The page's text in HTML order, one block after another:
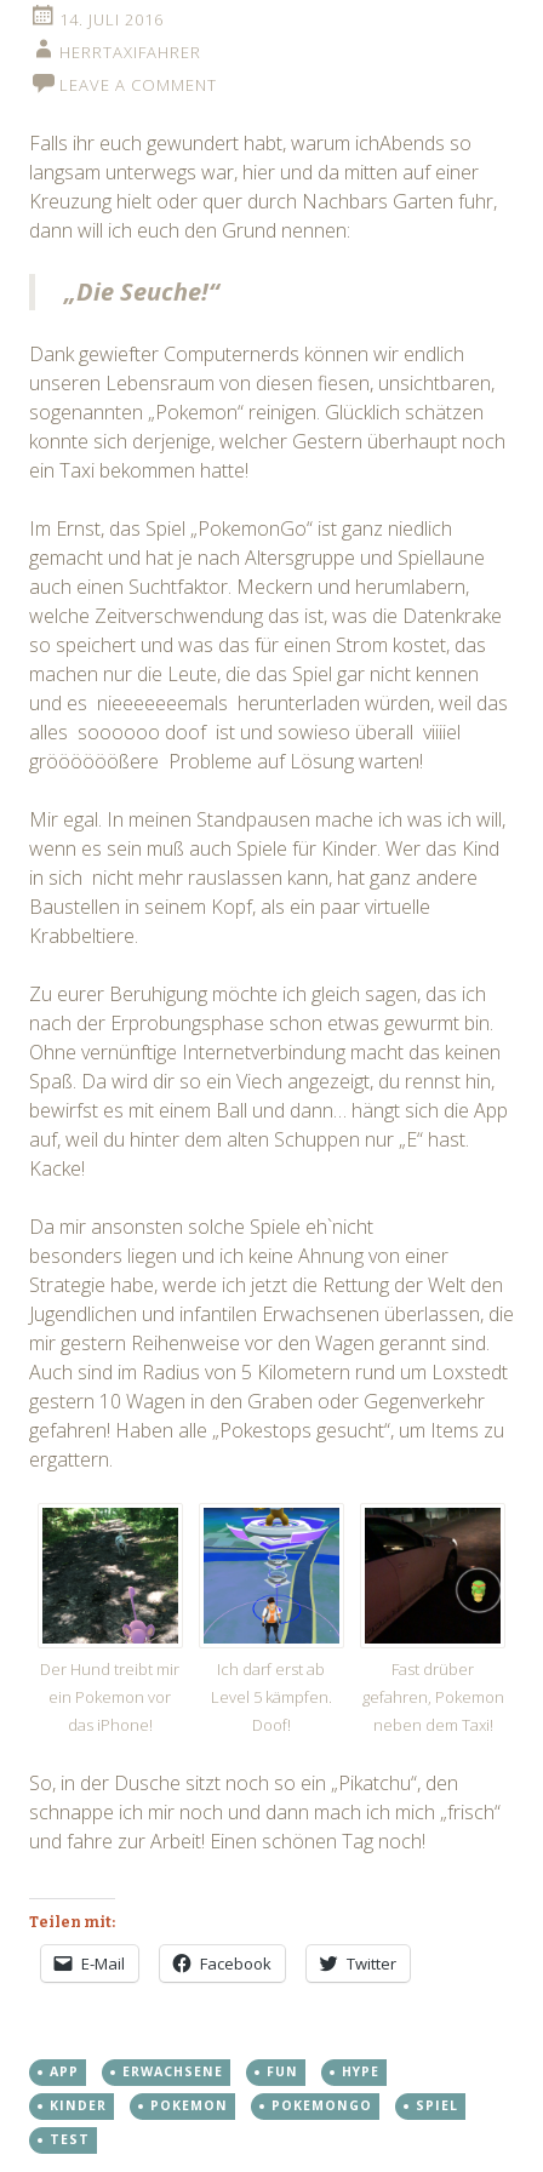
14. JULI 2016
HERRTAXIFAHRER
LEAVE A COMMENT
Falls ihr euch gewundert habt, warum ichAbends so
langsam unterwegs war, hier und da mitten auf einer
Kreuzung hielt oder quer durch Nachbars Garten fuhr,
dann will ich euch den Grund nennen:
„Die Seuche!“
Dank gewiefter Computernerds können wir endlich
unseren Lebensraum von diesen fiesen, unsichtbaren,
sogenannten „Pokemon“ reinigen. Glücklich schätzen
konnte sich derjenige, welcher Gestern überhaupt noch
ein Taxi bekommen hatte!
Im Ernst, das Spiel „PokemonGo“ ist ganz niedlich
gemacht und hat je nach Altersgruppe und Spiellaune
auch einen Suchtfaktor. Meckern und herumlabern,
welche Zeitverschwendung das ist, was die Datenkrake
so speichert und was das für einen Strom kostet, das
machen nur die Leute, die das Spiel gar nicht kennen
und es nieeeeeeemals herunterladen würden, weil das
alles soooooo doof ist und sowieso überall viiiiel
gröööööößere Probleme auf Lösung warten!
Mir egal. In meinen Standpausen mache ich was ich will,
wenn es sein muß auch Spiele für Kinder. Wer das Kind
in sich nicht mehr rauslassen kann, hat ganz andere
Baustellen in seinem Kopf, als ein paar virtuelle
Krabbeltiere.
Zu eurer Beruhigung möchte ich gleich sagen, das ich
nach der Erprobungsphase schon etwas gewurmt bin.
Ohne vernünftige Internetverbindung macht das keinen
Spaß. Da wird dir so ein Viech angezeigt, du rennst hin,
bewirfst es mit einem Ball und dann… hängt sich die App
auf, weil du hinter dem alten Schuppen nur „E“ hast.
Kacke!
Da mir ansonsten solche Spiele eh`nicht
besonders liegen und ich keine Ahnung von einer
Strategie habe, werde ich jetzt die Rettung der Welt den
Jugendlichen und infantilen Erwachsenen überlassen, die
mir gestern Reihenweise vor den Wagen gerannt sind.
Auch sind im Radius von 5 Kilometern rund um Loxstedt
gestern 10 Wagen in den Graben oder Gegenverkehr
gefahren! Haben alle „Pokestops gesucht“, um Items zu
ergattern.
Der Hund treibt mir
ein Pokemon vor
das iPhone!
Ich darf erst ab
Level 5 kämpfen.
Doof!
Fast drüber
gefahren, Pokemon
neben dem Taxi!
So, in der Dusche sitzt noch so ein „Pikatchu“, den
schnappe ich mir noch und dann mach ich mich „frisch“
und fahre zur Arbeit! Einen schönen Tag noch!
Teilen mit:
E-Mail Facebook Twitter
APP ERWACHSENE FUN
HYPE
KINDER
POKEMON POKEMONGO
SPIEL
TEST